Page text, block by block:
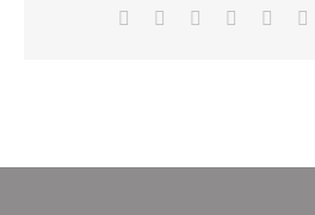
Facebook Reddit LinkedIn